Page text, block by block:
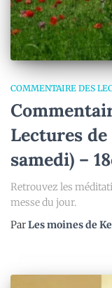
COMMENTAIRE DES
Lectures
samedi) –
Retrouvez les
messe du jour.
ParLes moines de